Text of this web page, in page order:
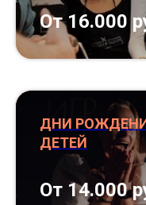
От 16.000
ДНИ
ДЕТЕЙ
От 14.000